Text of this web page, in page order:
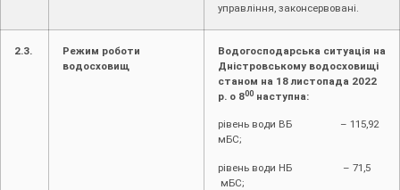
управління, законсервовані.
2.3.
Режим роботи
водосховищ
Водогосподарська ситуація на
Дністровському водосховищі
станом на 18 листопада 2022
р. о 800 наступна:
рівень води ВБ – 115,92
мБС;
рівень води НБ – 71,5
мБС;